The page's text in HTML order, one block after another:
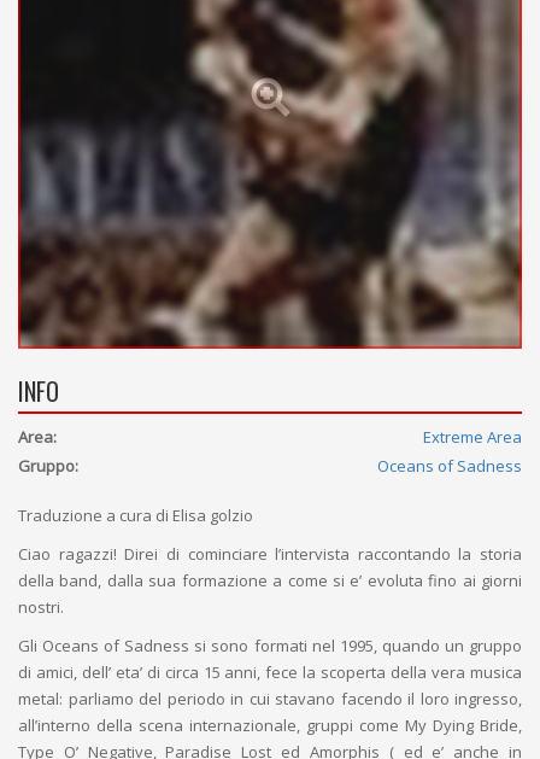
INFO
Area:
Extreme Area
Gruppo:
Oceans of Sadness
Traduzione a cura di Elisa golzio
Ciao ragazzi! Direi di cominciare l’intervista raccontando la storia
della band, dalla sua formazione a come si e’ evoluta fino ai giorni
nostri.
Gli Oceans of Sadness si sono formati nel 1995, quando un gruppo
di amici, dell’ eta’ di circa 15 anni, fece la scoperta della vera musica
metal: parliamo del periodo in cui stavano facendo il loro ingresso,
all’interno della scena internazionale, gruppi come My Dying Bride,
Type O’ Negative, Paradise Lost ed Amorphis ( ed e’ anche in